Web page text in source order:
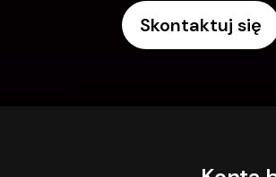
Skontaktuj się